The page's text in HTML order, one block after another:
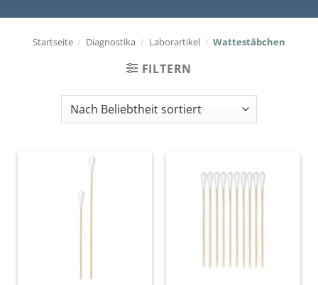
Startseite / Diagnostika / Laborartikel / Wattestäbchen
FILTERN